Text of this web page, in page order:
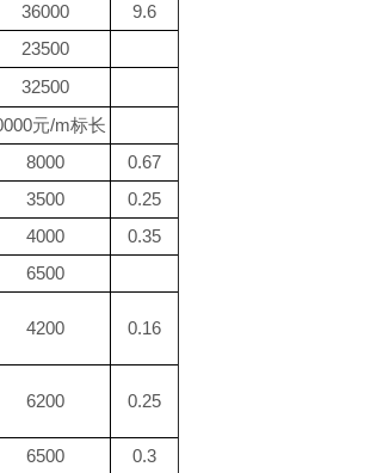
36000
9.6
23500
32500
元/m标长
8000
0.67
3500
0.25
4000
0.35
6500
4200 0.16
6200 0.25
6500
0.3